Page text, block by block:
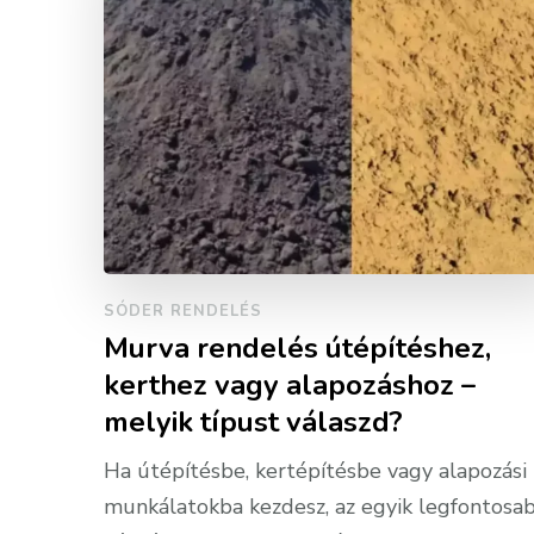
SÓDER RENDELÉS
Murva rendelés útépítéshez,
kerthez vagy alapozáshoz –
melyik típust válaszd?
Ha útépítésbe, kertépítésbe vagy alapozási
munkálatokba kezdesz, az egyik